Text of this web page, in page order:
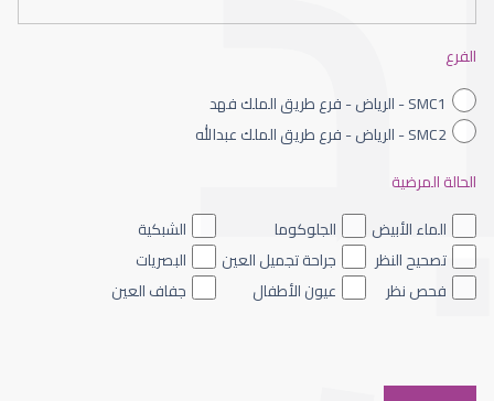
ضعف نظر الاطفال
ضعف نظر العين اليسرى
الفرع
SMC1 - الرياض - فرع طريق الملك فهد
SMC2 - الرياض - فرع طريق الملك عبدالله
الحالة المرضية
الماء الأبيض
الجلوكوما
الشبكية
تصحيح النظر
جراحة تجميل العين
البصريات
فحص نظر
عيون الأطفال جفاف العين